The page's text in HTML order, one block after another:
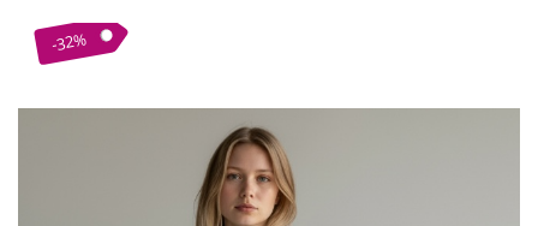
Tiare
Bijuterii Femei
-32%